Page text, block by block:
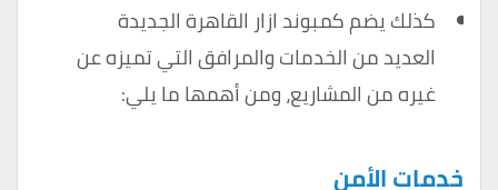
كذلك يضم كمبوند ازار القاهرة الجديدة
العديد من الخدمات والمرافق التي تميزه عن
غيره من المشاريع، ومن أهمها ما يلي:
خدمات الأمن